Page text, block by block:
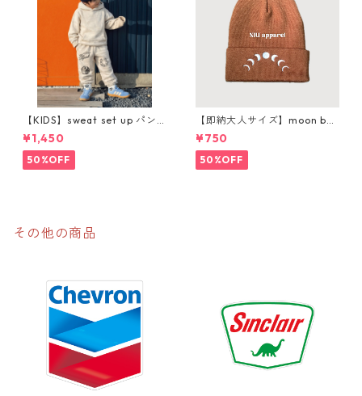
【KIDS】sweat set up パン
ツ購入ページ
¥1,450
50%OFF
【即納大人サイズ】moon bea
nie
¥750
50%OFF
その他の商品